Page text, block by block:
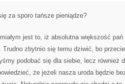
za sporo tańsze pieniądze?
jest to, iż absolutna większość pań
Trudno zbytnio się temu dziwić, bo
podobać się dla siebie, lecz również
że jeżeli nasza uroda będzie